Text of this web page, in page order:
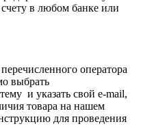
в любом банке или
оператора
выбрать
и указать свой e-mail,
товара на нашем
для проведения